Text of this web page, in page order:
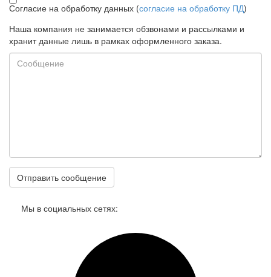
Цена: 11 694р.
ваша скидка:0р.
защитой от ошпаривания, 3/4", 30 - 60С, 27 л/мин
Согласие на обработку данных (согласие на обработку ПД)
Наша компания не занимается обзвонами и рассылками и
хранит данные лишь в рамках оформленного заказа.
Сообщение
Мы в социальных сетях: